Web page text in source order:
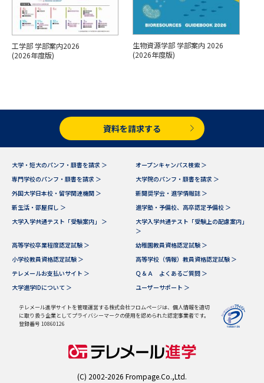
オープンキャンパスなどを調べる
オープンキャンパス検索 実施プログラムから探す
受験準備 資料検索
志望校・出願校を調べる
併願校選び 受験スケジュールを立てよう
テレメール全国一斉進学調査
新生活お役立ちガイド
学問発見 学問検索
大学で学びたい学問発見
工学部 学部案内2026
(2026年度版)
生物資源学部 学部案内 2026
(2026年度版)
資料を請求する
大学・短大のパンフ・願書を請求 ＞
オープンキャンパス検索 ＞
専門学校のパンフ・願書を請求 ＞
大学院のパンフ・願書を請求 ＞
外国大学日本校・留学関連機関 ＞
新聞奨学会・進学情報誌 ＞
新生活・部屋探し ＞
進学塾・予備校、高卒認定予備校 ＞
大学入学共通テスト「受験案内」 ＞
大学入学共通テスト「受験上の配慮案内」
＞
高等学校卒業程度認定試験 ＞
幼稚園教員資格認定試験 ＞
小学校教員資格認定試験 ＞
高等学校（情報）教員資格認定試験 ＞
テレメールお支払いサイト ＞
Ｑ＆Ａ よくあるご質問 ＞
大学進学IDについて ＞
ユーザーサポート ＞
テレメール進学サイトを管理運営する株式会社フロムページは、個人情報を適切
に取り扱う企業としてプライバシーマークの使用を認められた認定事業者です。
登録番号 10860126
(C) 2002-2026 Frompage.Co.,Ltd.